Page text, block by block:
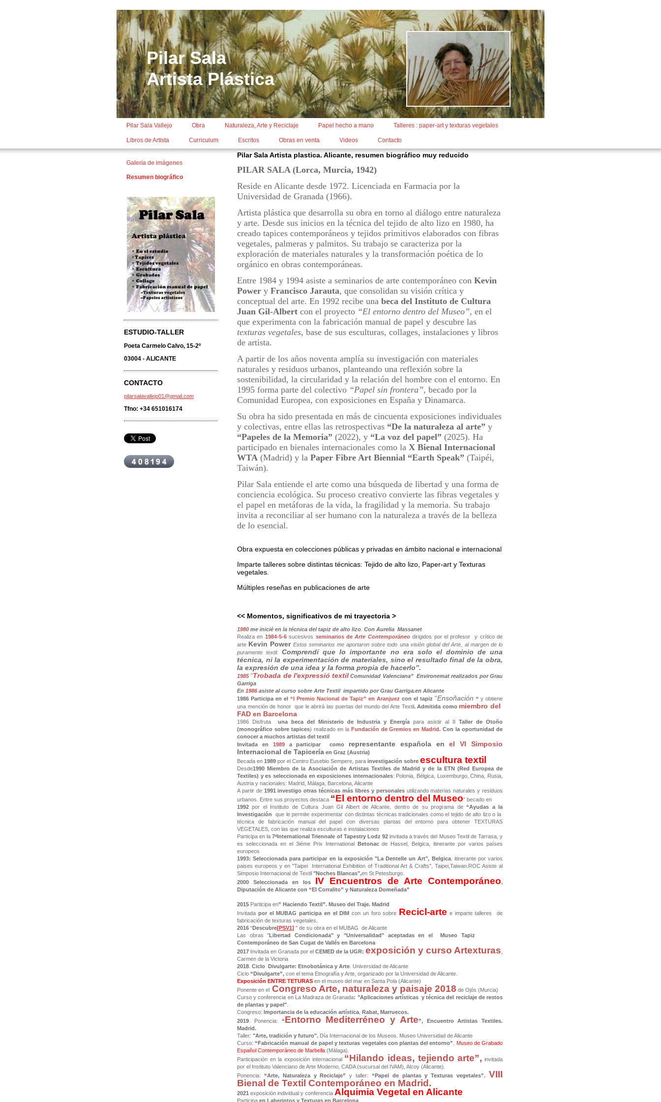
Pilar Sala
Artista Plástica
Pilar Sala Vallejo Obra Naturaleza, Arte y Reciclaje Papel hecho a mano Talleres : paper-art y texturas vegetales
Libros de Artista Curriculum Escritos Obras en venta Videos Contacto
Galería de imágenes
Resumen biográfico
ESTUDIO-TALLER
Poeta Carmelo Calvo, 15-2º
03004 - ALICANTE
CONTACTO
pilarsalavallejo01@gmail.com
Tfno: +34 651016174
Pilar Sala Artista plastica. Alicante, resumen biográfico muy reducido
PILAR SALA (Lorca, Murcia, 1942)
Reside en Alicante desde 1972. Licenciada en Farmacia por la
Universidad de Granada (1966).
Artista plástica que desarrolla su obra en torno al diálogo entre naturaleza
y arte. Desde sus inicios en la técnica del tejido de alto lizo en 1980, ha
creado tapices contemporáneos y tejidos primitivos elaborados con fibras
vegetales, palmeras y palmitos. Su trabajo se caracteriza por la
exploración de materiales naturales y la transformación poética de lo
orgánico en obras contemporáneas.
Entre 1984 y 1994 asiste a seminarios de arte contemporáneo con Kevin
Power y Francisco Jarauta, que consolidan su visión crítica y
conceptual del arte. En 1992 recibe una beca del Instituto de Cultura
Juan Gil-Albert con el proyecto “El entorno dentro del Museo”, en el
que experimenta con la fabricación manual de papel y descubre las
texturas vegetales, base de sus esculturas, collages, instalaciones y libros
de artista.
A partir de los años noventa amplía su investigación con materiales
naturales y residuos urbanos, planteando una reflexión sobre la
sostenibilidad, la circularidad y la relación del hombre con el entorno. En
1995 forma parte del colectivo “Papel sin frontera”, becado por la
Comunidad Europea, con exposiciones en España y Dinamarca.
Su obra ha sido presentada en más de cincuenta exposiciones individuales
y colectivas, entre ellas las retrospectivas “De la naturaleza al arte” y
“Papeles de la Memoria” (2022), y “La voz del papel” (2025). Ha
participado en bienales internacionales como la X Bienal Internacional
WTA (Madrid) y la Paper Fibre Art Biennial “Earth Speak” (Taipéi,
Taiwán).
Pilar Sala entiende el arte como una búsqueda de libertad y una forma de
conciencia ecológica. Su proceso creativo convierte las fibras vegetales y
el papel en metáforas de la vida, la fragilidad y la memoria. Su trabajo
invita a reconciliar al ser humano con la naturaleza a través de la belleza
de lo esencial.
Obra expuesta en colecciones públicas y privadas en ámbito nacional e internacional
Imparte talleres sobre distintas técnicas: Tejido de alto lizo, Paper-art y Texturas
vegetales.
Múltiples reseñas en publicaciones de arte
<< Momentos, significativos de mi trayectoria >
1980 me inicié en la técnica del tapiz de alto lizo Con Aurelia Massanet
Realiza en 1984-5-6sucesivos seminarios deArte Contemporáneodirigidos por el profesor y crítico de
arte Kevin Power Estos seminarios me aportaron sobre todo una visión global del Arte, al margen de lo
puramente textil.Comprendí que lo importante no era solo el dominio de una
técnica, ni la experimentación de materiales, sino el resultado final de la obra,
la expresión de una idea y la forma propia de hacerlo”.
1985 “Trobada de l'expressió textil Comunidad Valenciana” Environemat realizados por Grau
Garriga
En 1986 asiste al curso sobre Arte Textil impartido por Grau Garriga.en Alicante
1986 Participa en el “I Premio Nacional de Tapiz” en Aranjuez con el tapiz “Ensoñación “ y obtiene
una mención de honor que le abrirá las puertas del mundo del Arte Textil. Admitida como miembro del
FAD en Barcelona
1986 Disfruta una beca del Ministerio de Industria y Energía para asistir al II Taller de Otoño
(monográfico sobre tapices) realizado en la Fundación de Gremios en Madrid. Con la oportunidad de
conocer a muchos artistas del textil
Invitada en 1989a participar como representante española enel VI Simposio
Internacional de Tapicería en Graz (Austria)
Becada en 1989 por el Centro Eusebio Sempere, para investigación sobre escultura textil
Desde1990 Miembro de la Asociación de Artistas Textiles de Madrid y de la ETN (Red Europea de
Textiles) y es seleccionada en exposiciones internacionales: Polonia, Bélgica, Luxemburgo, China, Rusia,
Austria y nacionales: Madrid, Málaga, Barcelona, Alicante
A partir de 1991 investigo otras técnicas más libres y personalesutilizando materias naturales y residuos
urbanos. Entre sus proyectos destaca “El entorno dentro del Museo” becado en
1992 por el Instituto de Cultura Juan Gil Albert de Alicante, dentro de su programa de“Ayudas a la
Investigación que le permite experimentar con distintas técnicas tradicionales como el tejido de alto lizo o la
técnica de fabricación manual del papel con diversas plantas del entorno para obtener TEXTURAS
VEGETALES, con las que realiza esculturas e instalaciones
Participa en la7ªInternational Triennale of Tapestry Lodz 92invitada a través del Museo Textil de Tarrasa, y
es seleccionada en el 3iéme Prix International Betonacde Hassel, Belgica, itinerante por varios países
europeos
1993: Seleccionada para participar en la exposición "La Dentelle un Art", Belgica. itinerante por varios
paises europeos y en "Taipei International Exhibition of Traditional Art & Crafts", Taipei,Taiwan.ROC Asiste al
Simposio Internacional de Textil "Noches Blancas",en St.Petesburgo.
2000 Seleccionada en los
IV Encuentros de Arte Contemporáneo.
Diputación de Alicante con “El Corralito” y Naturaleza Domeñada”
2015 Participa en” Haciendo Textil”. Museo del Traje. Madrid
Invitada por el MUBAG participa en el DIM con un foro sobre Recicl-arte e imparte talleres de
fabricación de texturas vegetales.
2016 “Descubre[PSV1] ” de su obra en el MUBAG de Alicante
Las obras "Libertad Condicionada" y "Universalidad" aceptadas en el Museo Tapiz
Contemporáneo de San Cugat de Vallés en Barcelona
2017 Invitada en Granada por el CEMED de la UGR: exposición y curso Artexturas
Carmen de la Victoria
2018 Ciclo Divulgarte: Etnobotánica y Arte . Universidad de Alicante
Ciclo “Divulgarte”, con el tema Etnografía y Arte, organizado por la Universidad de Alicante.
Exposición ENTRE TETURAS en el museo del mar en Santa Pola (Alicante)
Ponente en el Congreso Arte, naturaleza y paisaje 2018 de Ojós (Murcia)
Curso y conferencia en La Madraza de Granada: "Aplicaciones artísticas y técnica del reciclaje de restos
de plantas y papel"
Congreso: Importancia de la educación artística Rabat, Marruecos.
2019 . Ponencia: “Entorno Mediterréneo y Arte”,
Encuentro Artistas Textiles.
Madrid.
Taller: "Arte, tradición y futuro". Día Internacional de los Museos. Museo Universidad de Alicante
Curso:“Fabricación manual de papel y texturas vegetales con plantas del entorno”
Museo de Grabado
Español Contemporáneo de Marbella (Málaga).
Participación en la exposición internacional “Hilando ideas, tejiendo arte”, invitada
por el Instituto Valenciano de Arte Moderno, CADA (sucursal del IVAM), Alcoy (Alicante).
Ponencia: “Arte, Naturaleza y Reciclaje” y taller: “Papel de plantas y Texturas vegetales”. VIII
Bienal de Textil Contemporáneo en Madrid.
2021 exposición individual y conferencia Alquimia Vegetal en Alicante
Participa en Laberintos y Texturas en Barcelona